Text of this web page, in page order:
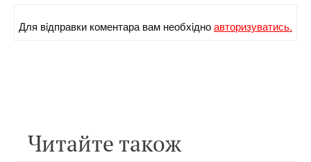
Для вiдправки коментара вам необхiдноавторизуватись.
Читайте також